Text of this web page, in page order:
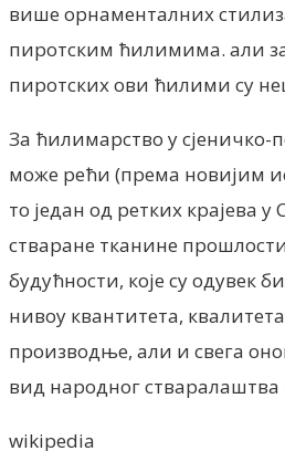
више орнаменталних
пиротским ћилимима. али
пиротских ови ћилими су
За ћилимарство у сјеничко-
може рећи (према новијим
то један од ретких крајева у
стваране тканине
будућности, које су одувек
нивоу квантитета,
производње, али и свега
вид народног
wikipedia